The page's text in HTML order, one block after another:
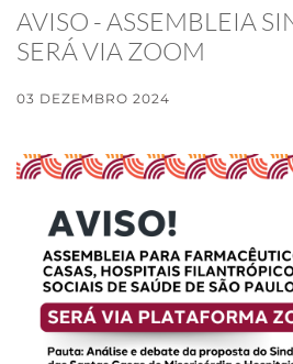
AVISO - ASSEMBLEIA
SERÁ VIA ZOOM
03 DEZEMBRO 2024